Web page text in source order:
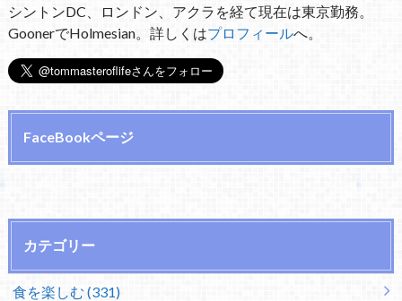
シントンDC、ロンドン、アクラを経て現在は東京勤務。
GoonerでHolmesian。詳しくはプロフィールへ。
FaceBookページ
カテゴリー
食を楽しむ (331)